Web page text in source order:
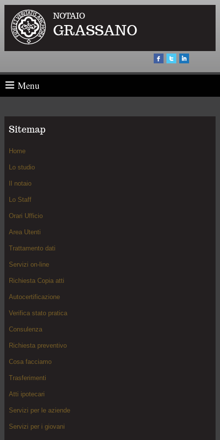
NOTAIO
GRASSANO
Menu
Sitemap
Home
Lo studio
Il notaio
Lo Staff
Orari Ufficio
Area Utenti
Trattamento dati
Servizi on-line
Richiesta Copia atti
Autocertificazione
Verifica stato pratica
Consulenza
Richiesta preventivo
Cosa facciamo
Trasferimenti
Atti ipotecari
Servizi per le aziende
Servizi per i giovani